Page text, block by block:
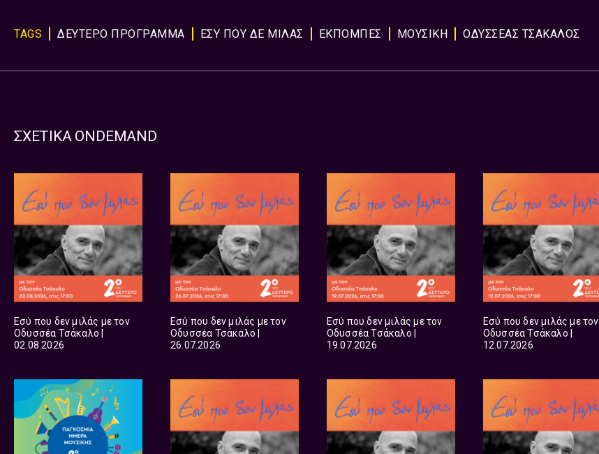
TAGS ΔΕΥΤΕΡΟ ΠΡΟΓΡΑΜΜΑ ΕΣΥ ΠΟΥ ΔΕ ΜΙΛΑΣ ΕΚΠΟΜΠΈΣ ΜΟΥΣΙΚΉ ΟΔΥΣΣΕΑΣ ΤΣΑΚΑΛΟΣ
ΣΧΕΤΙΚΑ ONDEMAND
Εσύ που δεν μιλάς με τον
Οδυσσέα Τσάκαλο |
02.08.2026
Εσύ που δεν μιλάς με τον
Οδυσσέα Τσάκαλο |
26.07.2026
Εσύ που δεν μιλάς με τον
Οδυσσέα Τσάκαλο |
19.07.2026
Εσύ που δεν μιλάς με τον
Οδυσσέα Τσάκαλο |
12.07.2026